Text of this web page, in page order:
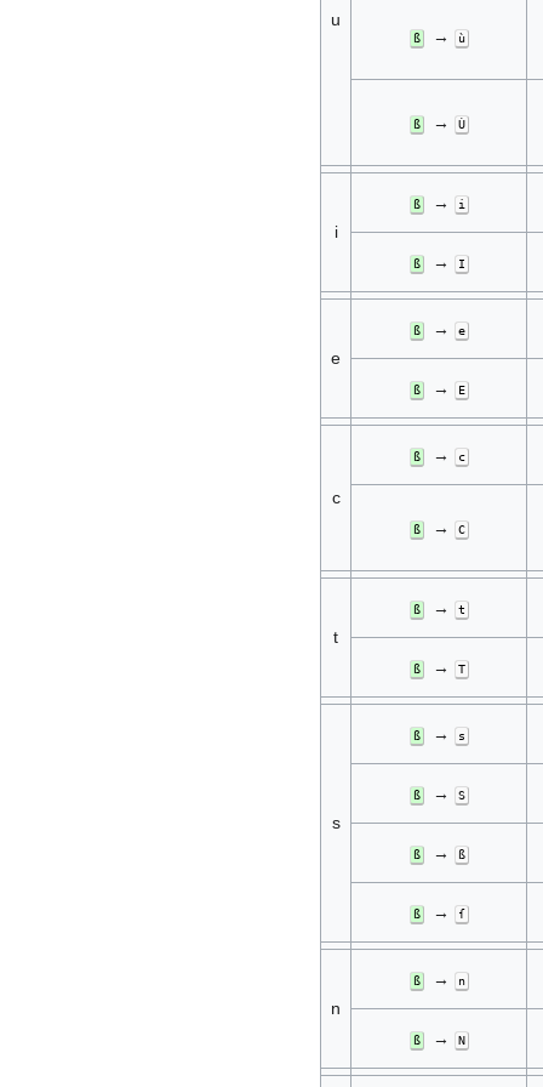
u
ß → ù
ß → Ù
i
ß → i
ß → I
e
ß → e
ß → E
c
ß → c
ß → C
t
ß → t
ß → T
s
ß → s
ß → S
ß → ß
ß → ſ
n
ß → n
ß → N